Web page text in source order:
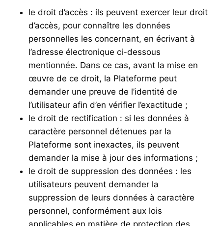
le droit d’accès : ils peuvent exercer leur droit
d’accès, pour connaître les données
personnelles les concernant, en écrivant à
l’adresse électronique ci-dessous
mentionnée. Dans ce cas, avant la mise en
œuvre de ce droit, la Plateforme peut
demander une preuve de l’identité de
l’utilisateur afin d’en vérifier l’exactitude ;
le droit de rectification : si les données à
caractère personnel détenues par la
Plateforme sont inexactes, ils peuvent
demander la mise à jour des informations ;
le droit de suppression des données : les
utilisateurs peuvent demander la
suppression de leurs données à caractère
personnel, conformément aux lois
applicables en matière de protection des